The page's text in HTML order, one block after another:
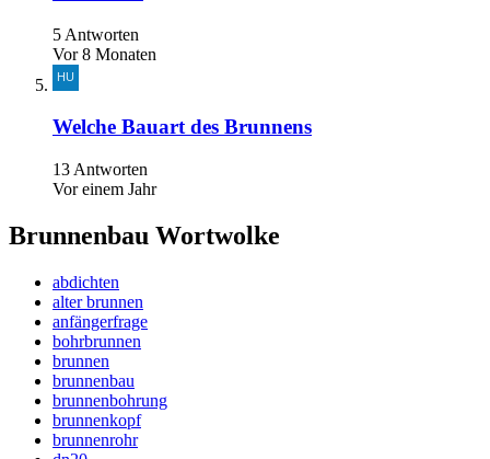
5 Antworten
Vor 8 Monaten
Welche Bauart des Brunnens
13 Antworten
Vor einem Jahr
Brunnenbau Wortwolke
abdichten
alter brunnen
anfängerfrage
bohrbrunnen
brunnen
brunnenbau
brunnenbohrung
brunnenkopf
brunnenrohr